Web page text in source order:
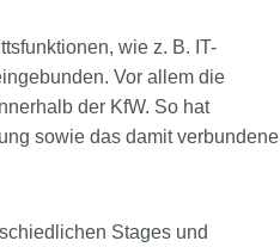
wie z. B. IT-
Vor allem die
der KfW. So hat
sowie das damit verbundene
Stages und